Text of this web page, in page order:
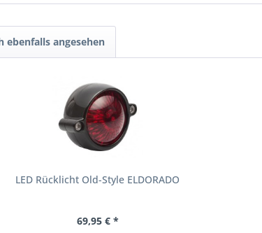
ebenfalls angesehen
LED Rücklicht Old-Style ELDORADO
69,95 € *